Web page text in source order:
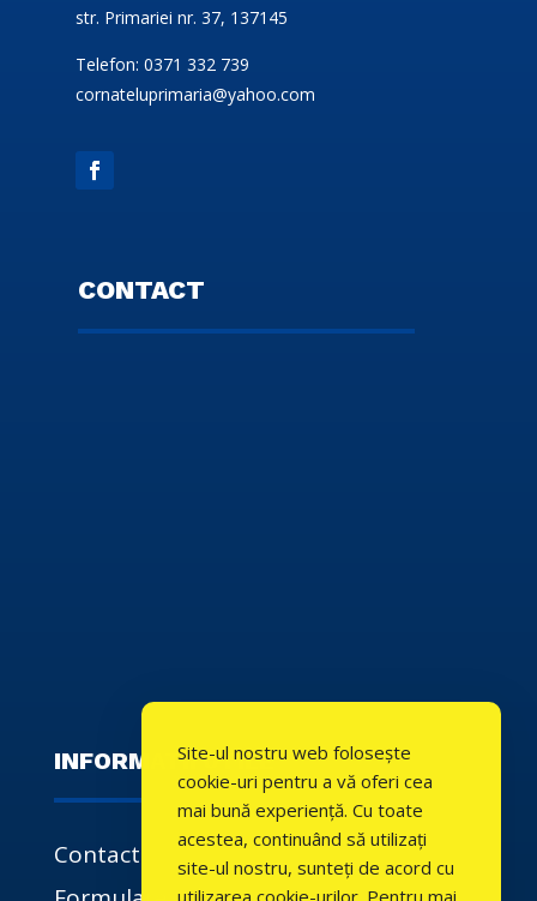
str. Primariei nr. 37, 137145
Telefon: 0371 332 739
cornateluprimaria@yahoo.com
CONTACT
INFORMATII UTILE
Contact
Site-ul nostru web folosește
cookie-uri pentru a vă oferi cea
mai bună experiență. Cu toate
acestea, continuând să utilizați
site-ul nostru, sunteți de acord cu
utilizarea cookie-urilor. Pentru mai